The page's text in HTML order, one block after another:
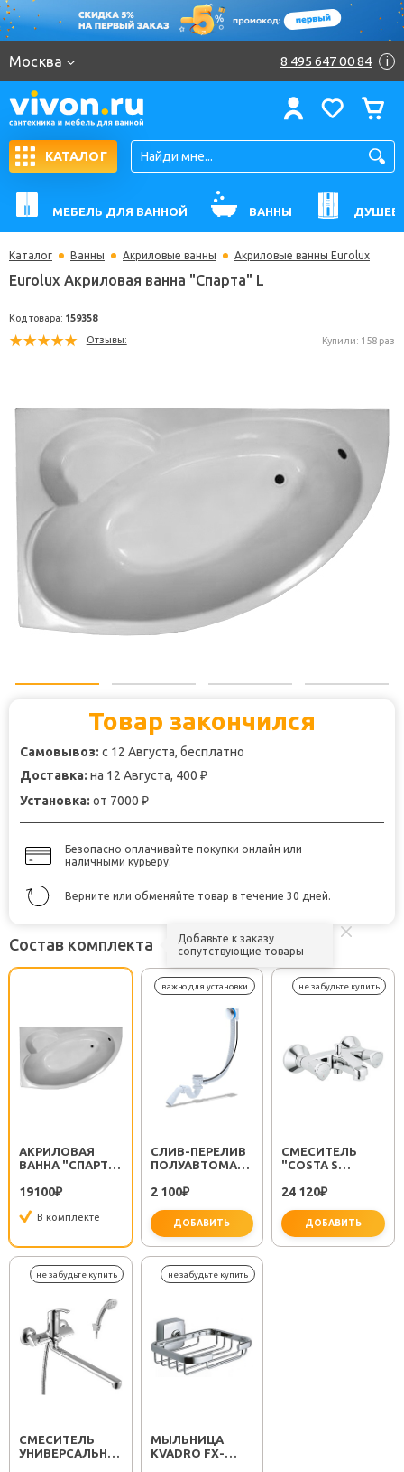
Москва 8 495 647 00 84 i
КАТАЛОГ
МЕБЕЛЬ ДЛЯ ВАННОЙ ВАННЫ
Каталог Ванны Акриловые ванны Акриловые ванны Eurolux
Товар закончился
Самовывоз: с 12 Августа, бесплатно
Доставка: на 12 Августа, 400 ₽
Установка: от 7000 ₽
Безопасно оплачивайте покупки онлайн или
наличными курьеру.
Верните или обменяйте товар в течение 30 дней.
Eurolux Акриловая ванна "Спарта" L
Состав комплекта
Добавьте к заказу
сопутствующие товары
АКРИЛОВАЯ
ВАННА "СПАРТА"
19100₽
В комплекте
важно для установки
CЛИВ-ПЕРЕЛИВ
ПОЛУАВТОМАТ
2 100₽
ДОБАВИТЬ
не
СМЕСИТЕЛЬ
"COSTA S
24 120₽
ДОБАВИТЬ
СМЕСИТЕЛЬ
УНИВЕРСАЛЬНЫЙ
МЫЛЬНИЦА
KVADRO FX-